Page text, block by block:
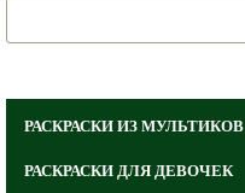
РАСКРАСКИ ИЗ МУЛЬТИКОВ
РАСКРАСКИ ДЛЯ ДЕВОЧЕК